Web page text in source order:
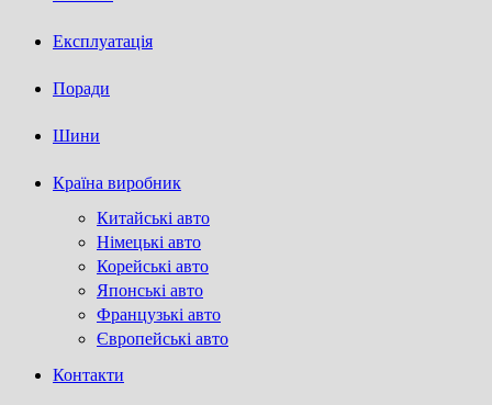
Експлуатація
Поради
Шини
Країна виробник
Китайські авто
Німецькі авто
Корейські авто
Японські авто
Французькі авто
Європейські авто
Контакти